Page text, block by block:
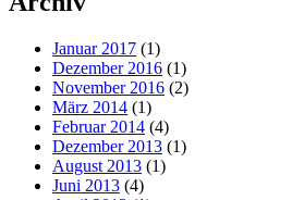
Januar 2017 (1)
Dezember 2016 (1)
November 2016 (2)
März 2014 (1)
Februar 2014 (4)
Dezember 2013 (1)
August 2013 (1)
Juni 2013 (4)